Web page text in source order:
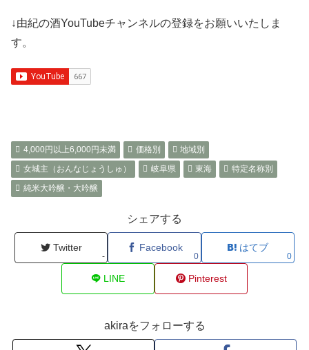
↓由紀の酒YouTubeチャンネルの登録をお願いいたしま
す。
4,000円以上6,000円未満 価格別
地域別
女城主（おんなじょうしゅ）
岐阜県 東海
特定名称別
純米大吟醸・大吟醸
シェアする
Twitter
-
Facebook
0
はてブ
0
LINE Pinterest
akiraをフォローする